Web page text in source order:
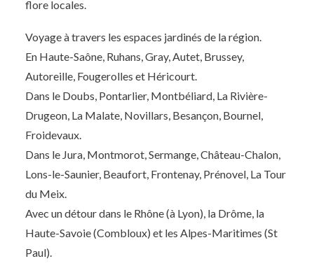
flore locales.
Voyage à travers les espaces jardinés de la région.
En Haute-Saône, Ruhans, Gray, Autet, Brussey,
Autoreille, Fougerolles et Héricourt.
Dans le Doubs, Pontarlier, Montbéliard, La Rivière-
Drugeon, La Malate, Novillars, Besançon, Bournel,
Froidevaux.
Dans le Jura, Montmorot, Sermange, Château-Chalon,
Lons-le-Saunier, Beaufort, Frontenay, Prénovel, La Tour
du Meix.
Avec un détour dans le Rhône (à Lyon), la Drôme, la
Haute-Savoie (Combloux) et les Alpes-Maritimes (St
Paul).